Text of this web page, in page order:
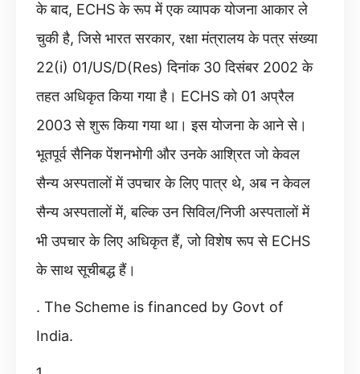
के बाद, ECHS के रूप में एक व्यापक योजना आकार ले
चुकी है, जिसे भारत सरकार, रक्षा मंत्रालय के पत्र संख्या
22(i) 01/US/D(Res) दिनांक 30 दिसंबर 2002 के
तहत अधिकृत किया गया है। ECHS को 01 अप्रैल
2003 से शुरू किया गया था। इस योजना के आने से।
भूतपूर्व सैनिक पेंशनभोगी और उनके आश्रित जो केवल
सैन्य अस्पतालों में उपचार के लिए पात्र थे, अब न केवल
सैन्य अस्पतालों में, बल्कि उन सिविल/निजी अस्पतालों में
भी उपचार के लिए अधिकृत हैं, जो विशेष रूप से ECHS
के साथ सूचीबद्ध हैं।
. The Scheme is financed by Govt of
India.